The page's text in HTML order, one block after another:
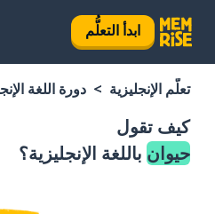
ابدأ التعلُّم
تعلَّم الإنجليزية دورة اللغة
كيف تقول
حيوان باللغة الإنجليزية؟